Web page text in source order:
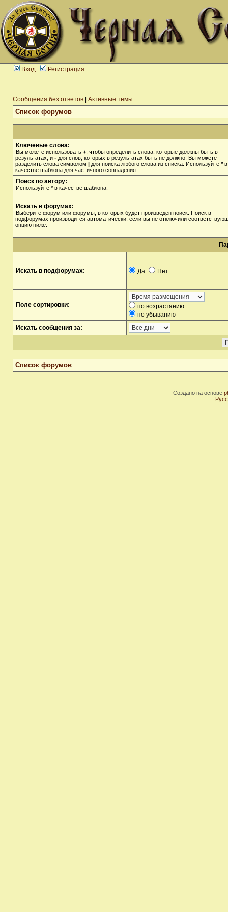
Вход Регистрация
Сообщения без ответов Активные темы
Список форумов
Ключевые слова:
Вы можете использовать + , чтобы определить слова, которые должны быть в
результатах, и - для слов, которых в результатах быть не должно. Вы можете
разделить слова символом | для поиска любого слова из списка. Используйте *в
качестве шаблона для частичного совпадения.
Поиск по автору:
Используйте * в качестве шаблона.
Искать в форумах:
Выберите форум или форумы, в которых будет произведён поиск. Поиск в
подфорумах производится автоматически, если вы не отключили
опцию ниже.
Искать в подфорумах: Да Нет
Поле сортировки:
по возрастанию
по убыванию
Искать сообщения за:
Список форумов
Создано на основе